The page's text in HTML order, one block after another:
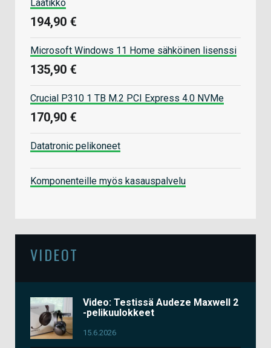
Laatikko
194,90 €
Microsoft Windows 11 Home sähköinen lisenssi
135,90 €
Crucial P310 1 TB M.2 PCI Express 4.0 NVMe
170,90 €
Datatronic pelikoneet
Komponenteille myös kasauspalvelu
VIDEOT
Video: Testissä Audeze Maxwell 2
-pelikuulokkeet
15.6.2026